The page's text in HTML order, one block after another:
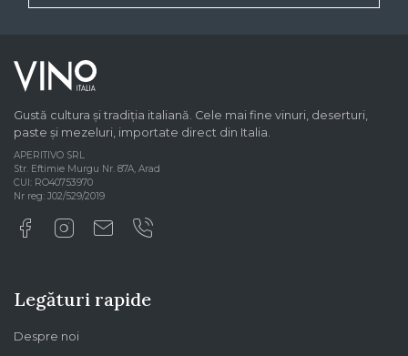
Gustă cultura și tradiția italiană. Cele mai fine vinuri, deserturi,
paste și mezeluri, importate direct din Italia.
APERITIVO SRL
Str. Eftimie Murgu Nr. 87A, Arad
CUI: RO40753970
Nr reg: J02/529/2019
Legături rapide
Despre noi